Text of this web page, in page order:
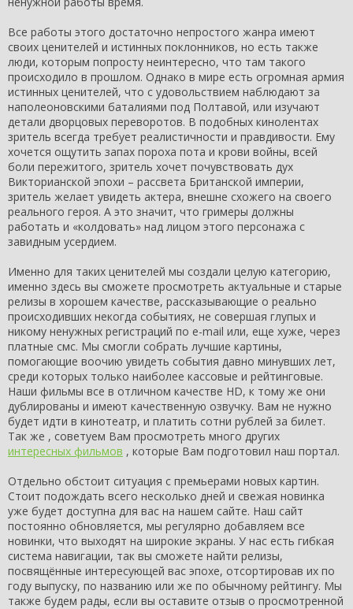
Все работы этого достаточно непростого жанра имеют
своих ценителей и истинных поклонников, но есть также
люди, которым попросту неинтересно, что там такого
происходило в прошлом. Однако в мире есть огромная армия
истинных ценителей, что с удовольствием наблюдают за
наполеоновскими баталиями под Полтавой, или изучают
детали дворцовых переворотов. В подобных кинолентах
зритель всегда требует реалистичности и правдивости. Ему
хочется ощутить запах пороха пота и крови войны, всей
боли пережитого, зритель хочет почувствовать дух
Викторианской эпохи – рассвета Британской империи,
зритель желает увидеть актера, внешне схожего на своего
реального героя. А это значит, что гримеры должны
работать и «колдовать» над лицом этого персонажа с
завидным усердием.
Именно для таких ценителей мы создали целую категорию,
именно здесь вы сможете просмотреть актуальные и старые
релизы в хорошем качестве, рассказывающие о реально
происходивших некогда событиях, не совершая глупых и
никому ненужных регистраций по e-mail или, еще хуже, через
платные смс. Мы смогли собрать лучшие картины,
помогающие воочию увидеть события давно минувших лет,
среди которых только наиболее кассовые и рейтинговые.
Наши фильмы все в отличном качестве HD, к тому же они
дублированы и имеют качественную озвучку. Вам не нужно
будет идти в кинотеатр, и платить сотни рублей за билет.
Так же , советуем Вам просмотреть много других
интересных фильмов , которые Вам подготовил наш портал.
Отдельно обстоит ситуация с премьерами новых картин.
Стоит подождать всего несколько дней и свежая новинка
уже будет доступна для вас на нашем сайте. Наш сайт
постоянно обновляется, мы регулярно добавляем все
новинки, что выходят на широкие экраны. У нас есть гибкая
система навигации, так вы сможете найти релизы,
посвящённые интересующей вас эпохе, отсортировав их по
году выпуску, по названию или же по обычному рейтингу. Мы
также будем рады, если вы оставите отзыв о просмотренной